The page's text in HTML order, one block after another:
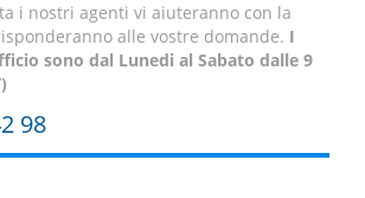
i nostri agenti vi aiuteranno con la
alle vostre domande. I
sono dal Lunedi al Sabato dalle 9
98